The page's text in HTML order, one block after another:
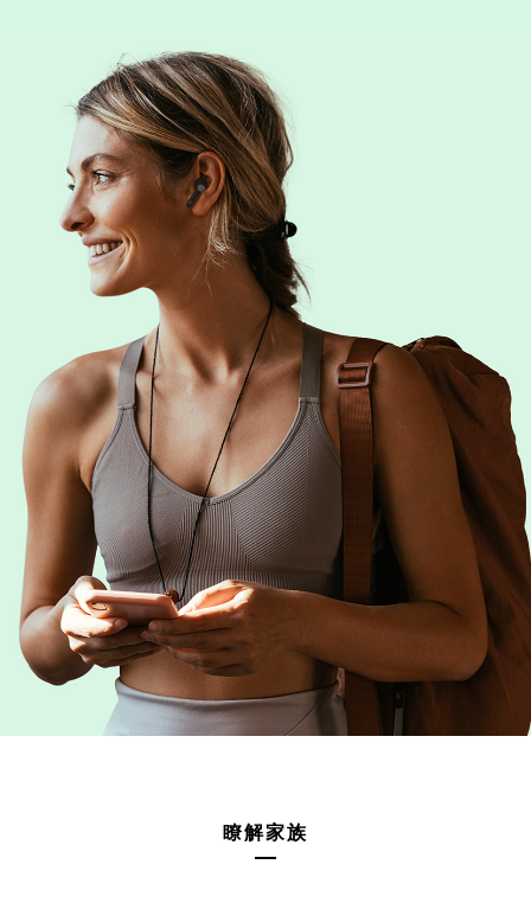
以下是將 CREATIVE ZEN AIR DOT 與您的移動裝置和電
腦配對的方法：
瞭解家族